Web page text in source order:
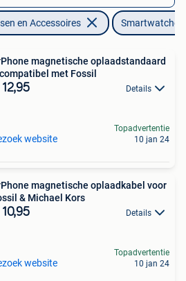
en Accessoires Smartwatches
magnetische oplaadstandaard
met Fossil
Details
website
Topadvertentie
10 jan 24
magnetische oplaadkabel voor
& Michael Kors
Details
website
Topadvertentie
10 jan 24